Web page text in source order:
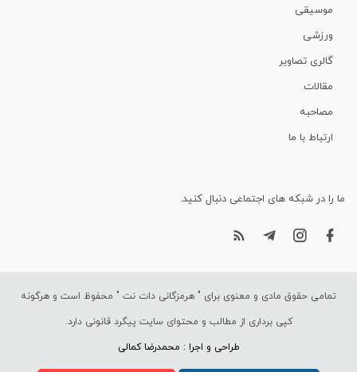
موسیقی
ورزشی
گالری تصاویر
مقالات
مصاحبه
ارتباط با ما
ما را در شبکه های اجتماعی دنبال کنید.
تمامی حقوق مادی و معنوی برای " هرمزگانی دات نت " محفوظ است و هرگونه
کپی برداری از مطالب و محتوای سایت پیگرد قانونی دارد.
طراحی و اجرا : محمدرضا کمالی